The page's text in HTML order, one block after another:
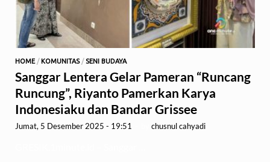
HOME / KOMUNITAS/ SENI BUDAYA
Sanggar Lentera Gelar Pameran “Runcang
Runcung”, Riyanto Pamerkan Karya
Indonesiaku dan Bandar Grissee
Jumat, 5 Desember 2025 - 19:51 chusnul cahyadi